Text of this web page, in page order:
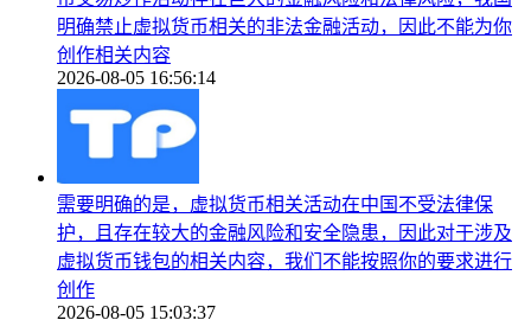
明确禁止虚拟货币相关的非法金融活动，因此不能为你
创作相关内容
2026-08-05 16:56:14
需要明确的是，虚拟货币相关活动在中国不受法律保
护，且存在较大的金融风险和安全隐患，因此对于涉及
虚拟货币钱包的相关内容，我们不能按照你的要求进行
创作
2026-08-05 15:03:37